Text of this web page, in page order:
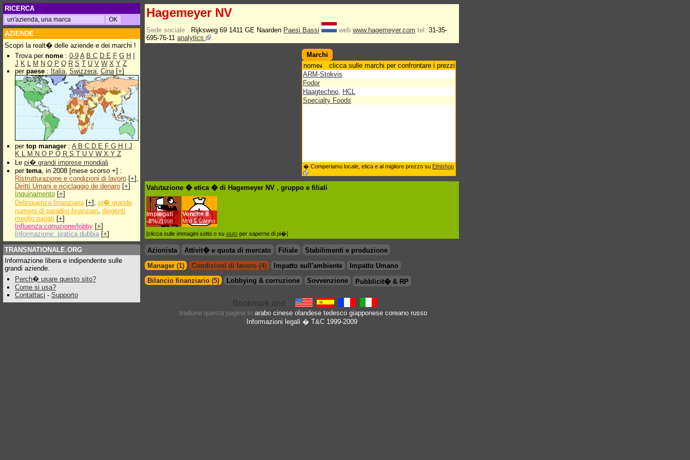
RICERCA
AZIENDE
Scopri la realt� delle aziende e dei marchi !
Trova per nome : 0-9 A B C D E F G H
J K L M N O P Q R S T U V W X Y Z
per paese : Italia, Swizzera, Cina[+]
per top manager : A B C D E F G H
J
K L M N O P Q R S T U V W X Y Z
Le pi� grandi imprese mondiali
per tema, in 2008 [mese scorso +] :
Ristrutturazione e condizioni di lavoro [+],
Diritti Umani e riciclaggio de denaro [+]
Inquinamento [+]
Delinquenza finanziaria[+], pi� grande
numero di paradisi finanziari, dirigenti
meglio pagati [+]
Influenza:corruzione/lobby [+]
Informazione: pratica dubbia [+]
TRANSNATIONALE.ORG
Informazione libera e indipendente sulle
grandi aziende.
Perch� usare questo sito?
Come si usa?
Contattaci - Supporto
Hagemeyer NV
Sede sociale : Rijksweg 69 1411 GE Naarden Paesi Bassi web www.hagemeyer.com tel. 31-35-
695-76-11 analytics
Marchi
nome
clicca sulle marchi per confrontare i prezzi
ARM-Stokvis
Fodor
Haagtechno, HCL
Specialty Foods
� Comperiamo locale, etica e al migliore prezzo su Ethishop
Valutazione � etica � di Hagemeyer NV , gruppo e filiali
Impiegati
-8% /1998
Vendite 8
Mrd $.€/anno
[clicca sulle immagini sotto o su aiuto per saperne di pi�]
Azionista Attivit� e quota di mercato Filiale
Stabilimenti e produzione
Manager (1)
Condizioni di lavoro (4) Impatto sull'ambiente
Impatto Umano
Bilancio finanziario (5)
Lobbying & corruzione Sovvenzione Pubblicit� & RP
tradurre questa pagina in arabo cinese olandese tedesco giapponese coreano russo
Informazioni legali � T&C 1999-2009